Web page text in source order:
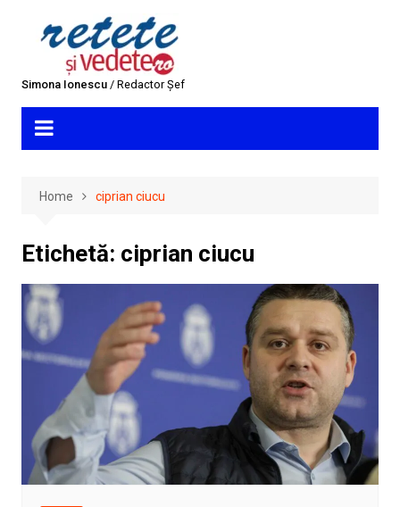
Simona Ionescu/ Redactor Șef
Home ciprian ciucu
Etichetă: ciprian ciucu